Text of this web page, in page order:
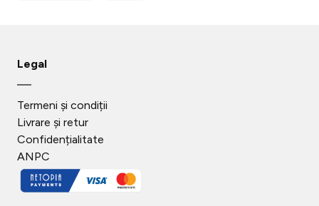
Legal
Termeni și condiții
Livrare și retur
Confidențialitate
ANPC